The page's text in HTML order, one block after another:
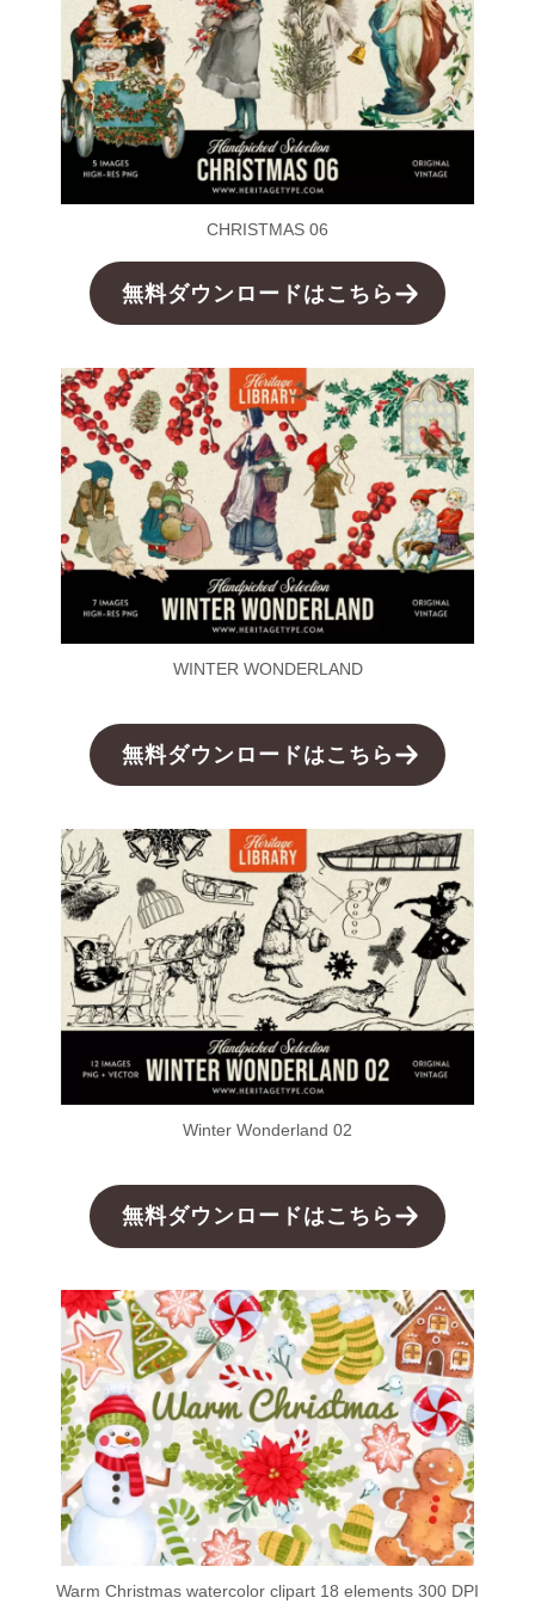
CHRISTMAS 06
無料ダウンロードはこちら
WINTER WONDERLAND
無料ダウンロードはこちら
Winter Wonderland 02
無料ダウンロードはこちら
Warm Christmas watercolor clipart 18 elements 300 DPI